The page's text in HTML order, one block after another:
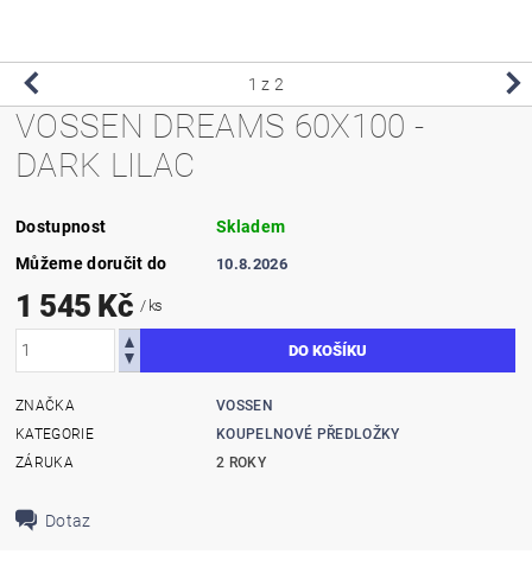
1 z 2
VOSSEN DREAMS 60X100 -
DARK LILAC
Dostupnost
Skladem
Můžeme doručit do
10.8.2026
1 545 Kč / ks
ZNAČKA
VOSSEN
KATEGORIE
KOUPELNOVÉ PŘEDLOŽKY
ZÁRUKA
2 ROKY
Dotaz